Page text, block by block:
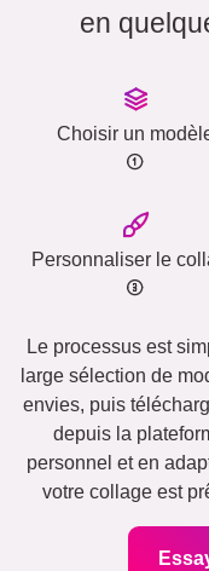
en
Choisir un
Personnaliser le
Le processus est
large sélection de
envies, puis
depuis la
personnel et en
votre collage est